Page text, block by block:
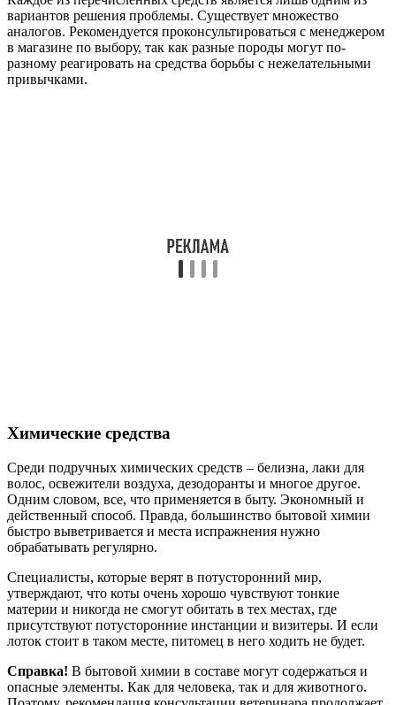
вариантов решения проблемы. Существует множество
аналогов. Рекомендуется проконсультироваться с менеджером
в магазине по выбору, так как разные породы могут по-
разному реагировать на средства борьбы с нежелательными
привычками.
Химические средства
Среди подручных химических средств – белизна, лаки для
волос, освежители воздуха, дезодоранты и многое другое.
Одним словом, все, что применяется в быту. Экономный и
действенный способ. Правда, большинство бытовой химии
быстро выветривается и места испражнения нужно
обрабатывать регулярно.
Специалисты, которые верят в потусторонний мир,
утверждают, что коты очень хорошо чувствуют тонкие
материи и никогда не смогут обитать в тех местах, где
присутствуют потусторонние инстанции и визитеры. И если
лоток стоит в таком месте, питомец в него ходить не будет.
Справка! В бытовой химии в составе могут содержаться и
опасные элементы. Как для человека, так и для животного.